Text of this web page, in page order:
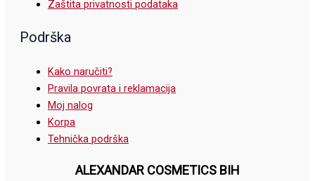
Zaštita privatnosti podataka
Podrška
Kako naručiti?
Pravila povrata i reklamacija
Moj nalog
Korpa
Tehnička podrška
ALEXANDAR COSMETICS BIH